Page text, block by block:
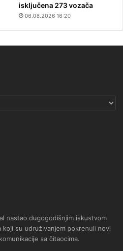
isključena 273 vozača
06.08.2026 16:20
nastao dugogodišnjim iskustvom
su udruživanjem pokrenuli novi
sa čitaocima.